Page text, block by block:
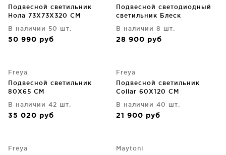
Подвесной светильник
Нола 73X73X320 CM
В наличии 50 шт.
50 990 руб
Подвесной светодиодный
светильник Блеск
В наличии 8 шт.
28 900 руб
Freya
Подвесной светильник
80X65 CM
В наличии 42 шт.
35 020 руб
Freya
Подвесной светильник
Collar 60X120 CM
В наличии 40 шт.
21 900 руб
Freya
Maytoni